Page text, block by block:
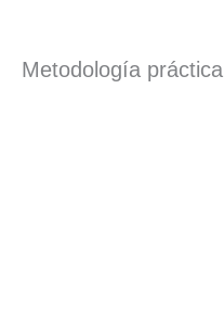
Metodología práctica